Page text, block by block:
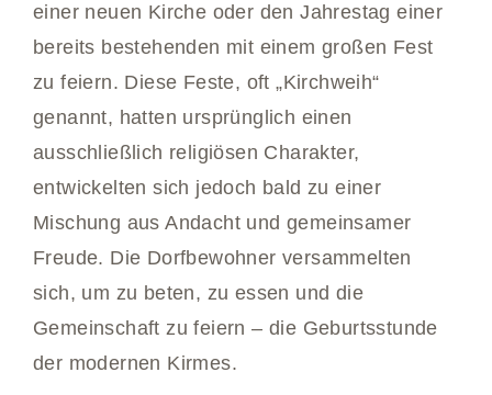
einer neuen Kirche oder den Jahrestag einer
bereits bestehenden mit einem großen Fest
zu feiern. Diese Feste, oft „Kirchweih“
genannt, hatten ursprünglich einen
ausschließlich religiösen Charakter,
entwickelten sich jedoch bald zu einer
Mischung aus Andacht und gemeinsamer
Freude. Die Dorfbewohner versammelten
sich, um zu beten, zu essen und die
Gemeinschaft zu feiern – die Geburtsstunde
der modernen Kirmes.